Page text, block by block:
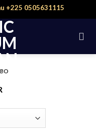
+225 0505631115